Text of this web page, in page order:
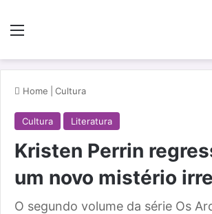
Menu
Home Cultura
Cultura Literatura
Kristen Perrin
um novo mistério
O segundo volume da série Os